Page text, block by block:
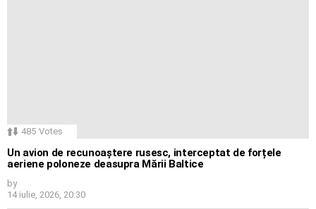
485 Votes
Un avion de recunoaștere rusesc, interceptat de forțele
aeriene poloneze deasupra Mării Baltice
by
14 iulie, 2026, 20:30